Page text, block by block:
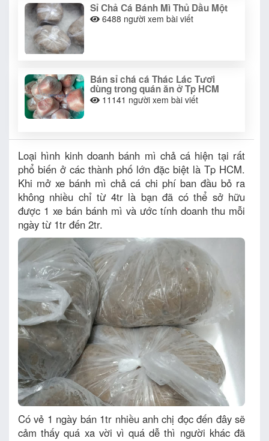
Sỉ Chả Cá Bánh Mì Thủ Dầu Một
6488 người xem bài viết
Bán sỉ chá cá Thác Lác Tươi
dùng trong quán ăn ở Tp HCM
11141 người xem bài viết
Loại hình kinh doanh bánh mì chả cá hiện tại rất
phổ biến ở các thành phố lớn đặc biệt là Tp HCM.
Khi mở xe bánh mì chả cá chi phí ban đầu bỏ ra
không nhiều chỉ từ 4tr là bạn đã có thể sở hữu
được 1 xe bán bánh mì và ước tính doanh thu mỗi
ngày từ 1tr đến 2tr.
Có vẻ 1 ngày bán 1tr nhiều anh chị đọc đến đây sẽ
cảm thấy quá xa vời vì quá dễ thì người khác đã